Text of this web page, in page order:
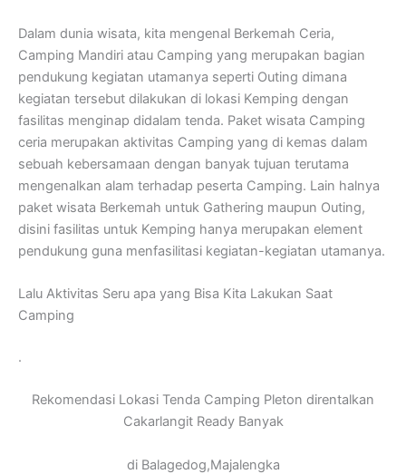
Dalam dunia wisata, kita mengenal Berkemah Ceria,
Camping Mandiri atau Camping yang merupakan bagian
pendukung kegiatan utamanya seperti Outing dimana
kegiatan tersebut dilakukan di lokasi Kemping dengan
fasilitas menginap didalam tenda. Paket wisata Camping
ceria merupakan aktivitas Camping yang di kemas dalam
sebuah kebersamaan dengan banyak tujuan terutama
mengenalkan alam terhadap peserta Camping. Lain halnya
paket wisata Berkemah untuk Gathering maupun Outing,
disini fasilitas untuk Kemping hanya merupakan element
pendukung guna menfasilitasi kegiatan-kegiatan utamanya.
Lalu Aktivitas Seru apa yang Bisa Kita Lakukan Saat
Camping
.
Rekomendasi Lokasi Tenda Camping Pleton direntalkan
Cakarlangit Ready Banyak
di Balagedog,Majalengka